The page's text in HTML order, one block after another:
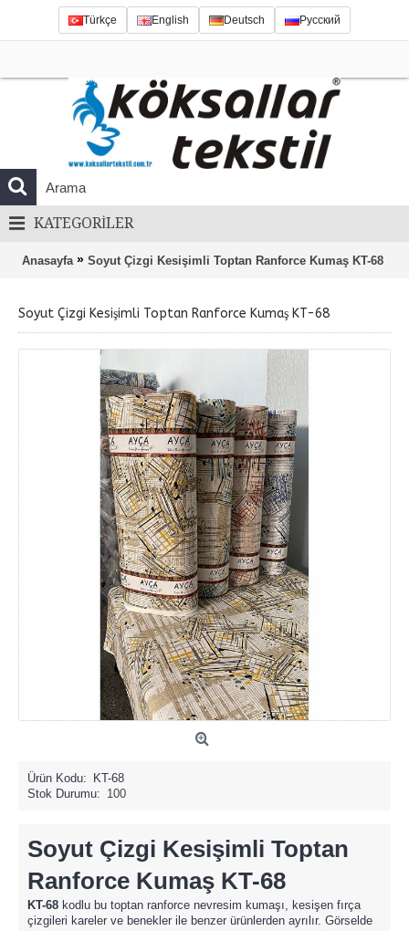
Türkçe English Deutsch Русский
KATEGORILER
Anasayfa » Soyut Çizgi Kesişimli Toptan Ranforce Kumaş KT-68
Soyut Çizgi Kesişimli Toptan Ranforce Kumaş KT-68
Ürün Kodu:
KT-68
Stok Durumu: 100
Soyut Çizgi Kesişimli Toptan
Ranforce Kumaş KT-68
KT-68 kodlu bu toptan ranforce nevresim kumaşı, kesişen fırça
çizgileri kareler ve benekler ile benzer ürünlerden ayrılır. Görselde